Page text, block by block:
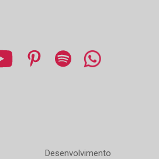
Desenvolvimento